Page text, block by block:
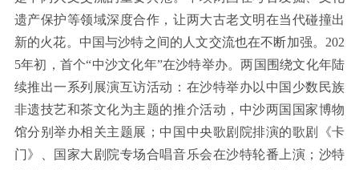
遗产保护等领域深度合作，让两大古老文明在当代碰撞出
新的火花。中国与沙特之间的人文交流也在不断加强。202
5年初，首个“中沙文化年”在沙特举办。两国围绕文化年陆
续推出一系列展演互访活动：在沙特举办以中国少数民族
非遗技艺和茶文化为主题的推介活动，中沙两国国家博物
馆分别举办相关主题展；中国中央歌剧院排演的歌剧《卡
门》、国家大剧院专场合唱音乐会在沙特轮番上演；沙特